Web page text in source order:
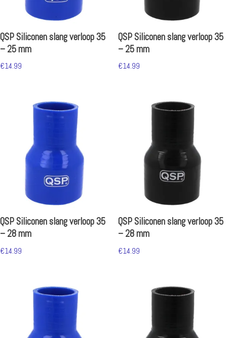
QSP Siliconen slang verloop 35
– 25 mm
€14.99
QSP Siliconen slang verloop 35
– 25 mm
€14.99
QSP Siliconen slang verloop 35
– 28 mm
€14.99
QSP Siliconen slang verloop 35
– 28 mm
€14.99